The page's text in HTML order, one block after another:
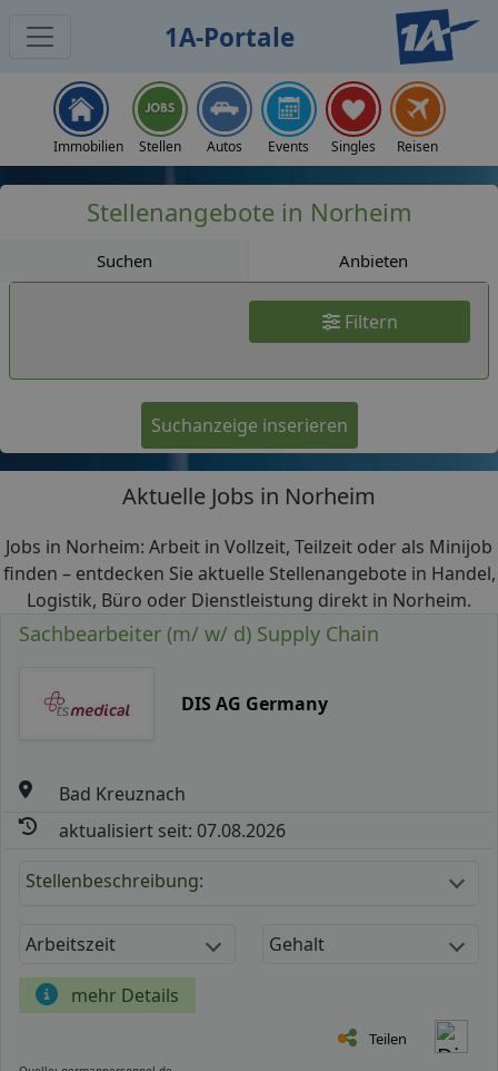
1A-Portale
Immobilien Stellen Autos Events Singles Reisen
Stellenangebote in Norheim
Suchen Anbieten
Filtern
Suchanzeige inserieren
Aktuelle Jobs in Norheim
Jobs in Norheim: Arbeit in Vollzeit, Teilzeit oder als Minijob
finden – entdecken Sie aktuelle Stellenangebote in Handel,
Logistik, Büro oder Dienstleistung direkt in Norheim.
Sachbearbeiter (m/ w/ d) Supply Chain
DIS AG Germany
Bad Kreuznach
aktualisiert seit: 07.08.2026
Stellenbeschreibung:
Arbeitszeit Gehalt
mehr Details
Teilen